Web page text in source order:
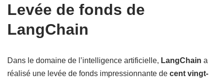
Levée de fonds de
LangChain
Dans le domaine de l’intelligence artificielle, LangChain a
réalisé une levée de fonds impressionnante de cent vingt-